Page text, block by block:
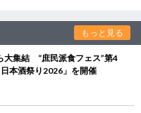
もっと見る
大集結 “庶民派食フェス”第4
本酒祭り2026」を開催